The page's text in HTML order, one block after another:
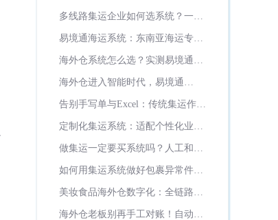
多线路集运企业如何选系统？一站
统
易境通海运系统：东南亚海运专线
海外仓系统怎么选？实测易境通
超一半海外仓都在用！
海外仓进入智能时代，易境通
标准？
告别手写单与Excel：传统集运作坊
定制化集运系统：适配个性化业
做集运一定要买系统吗？人工和系
如何用集运系统做好包裹异常件管
美妆食品海外仓数字化：全链路保
海外仓老板别再手工对账！自动计